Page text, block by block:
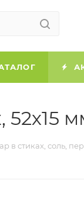
52х15
в стиках, соль,